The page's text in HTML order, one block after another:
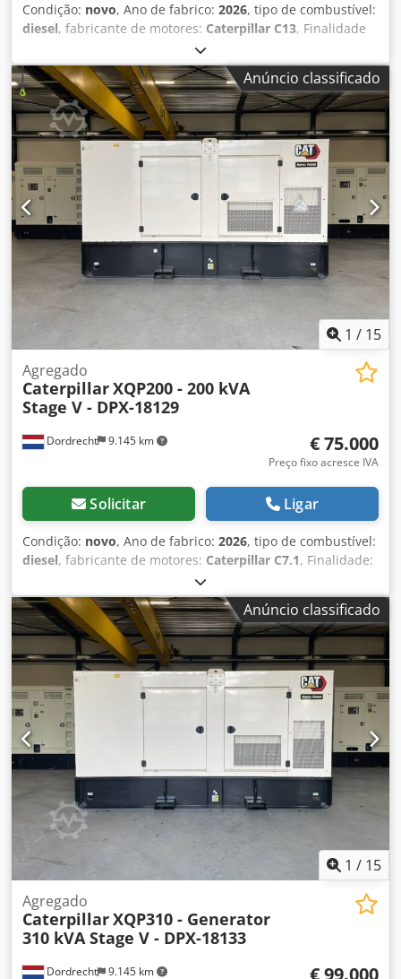
Condição: novo, Ano de fabrico: 2026, tipo de combustível:
diesel, fabricante de motores: Caterpillar C13, Finalidade
de utilização: construção civil Peso em vazio: 3.886 kg
Potência do gerador: 550 kVA Dimensões da área de carga:
477 x 163 x 236 cm Marcação CE: sim Condições de
entrega: EXW Volume do tanque de água: 721 l País de
produção: CN Para mais informações, contacte a equipa
DPX. Dcjdpfx Ajxvk Hwonwjk = Opções e acessórios
adicionais = - Bateria - Painel de controlo - Teto de aço -
Cisterna
Anúncio classificado
1 / 15
Dordrecht 9.145 km
Agregado
CaterpillarXQP200 - 200 kVA
Stage V - DPX-18129
€ 75.000
Preço fixo acresce IVA
Solicitar Ligar
Condição: novo, Ano de fabrico: 2026, tipo de combustível:
diesel, fabricante de motores: Caterpillar C7.1, Finalidade:
Construção Dedjzc Dwdepfx Anwjck Peso vazio: 4.487 kg
Potência do gerador: 200 kVA Dimensões do
compartimento de carga: 409 x 142 x 235 cm Marca CE: sim
Nível de emissões: Stage V / Tier IV final Volume do tanque
de água: 822 l País de produção: CN Contacte a equipa DPX
para mais informações. = Mais opções e acessórios = -
Bateria - Painel de controlo - Tanque
Anúncio classificado
1 / 15
Dordrecht 9.145 km
Agregado
CaterpillarXQP310 - Generator
310 kVA Stage V - DPX-18133